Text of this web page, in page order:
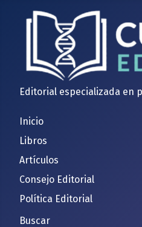
Editorial especializada en
Inicio
Libros
Artículos
Consejo Editorial
Política Editorial
Buscar